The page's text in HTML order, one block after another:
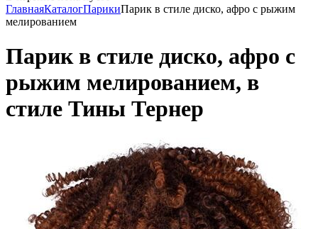
ГлавнаяКаталогПарикиПарик в стиле диско, афро с рыжим
мелированием
Парик в стиле диско, афро с
рыжим мелированием, в
стиле Тины Тернер